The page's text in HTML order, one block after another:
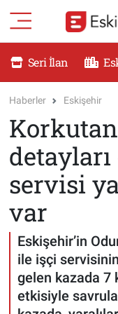
Seri İlan
Haberler Eskişehir
servisi
var
Eskişehir’in
ile işçi
gelen kazada 7
etkisiyle
RESMİ
DÜNYA
SAĞLIK
MAGAZİN
KADIN
TEKNOLOJİ
YEMEK
Eskişehir
Eskişehir
Eskişehir
Süper Lig
Tüm Manşetler
Son Dakika
Haber Arşivi